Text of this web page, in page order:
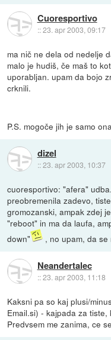
Cuoresportivo
::23. apr 2003, 09:17
ma nič ne dela od nedelje
malo je hudiš, če maš to
uporabljan. upam da bojo
crknili.
P.S. mogoče jih je samo
dizel
::23. apr 2003, 10:37
cuoresportivo: "afera"
preobremenila zadevo,
gromozanski, ampak zdej
"reboot" in ma da laufa,
down"
, no upam, da se
Neandertalec
::23. apr 2003, 11:18
Kaksni pa so kaj plusi/
Email.si) - kajpada za
Predvsem me zanima, ce